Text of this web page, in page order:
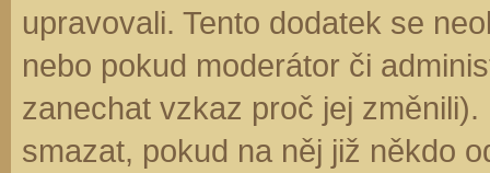
upravovali. Tento dodatek se
nebo pokud moderátor či
zanechat vzkaz proč jej
smazat, pokud na něj již někdo